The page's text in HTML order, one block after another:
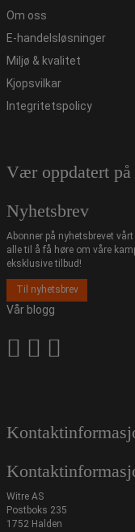
Om oss
E-handelsløsninger
Miljø & kvalitet
Kjopsvilkar
Integritetspolicy
Vær oppdatert på
Nyhetsbrev
Abonner på nyhetsbrevet
alle til å få høre om våre
eksklusive tilbud!
Til nyhetsbrev
Vår blogg
Witre AS
Postboks 235
1752 Halden